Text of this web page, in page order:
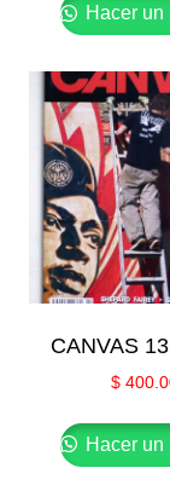
Hacer un
CANVAS
$
Hacer un